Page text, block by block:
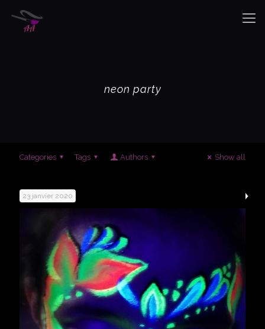
neon party
Categories Tags Authors Show all
23 janvier 2020